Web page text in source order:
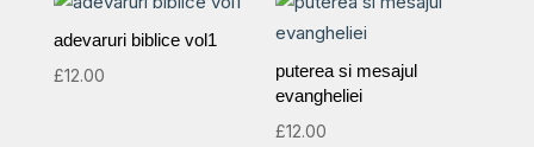
adevaruri biblice vol1
£12.00
puterea si mesajul
evangheliei
£12.00